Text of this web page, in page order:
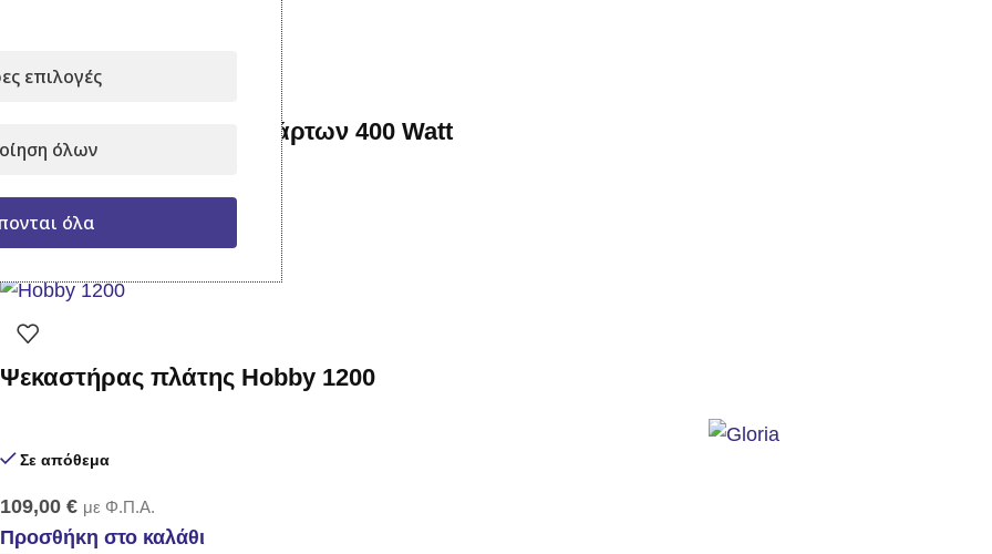
Υποβρύχια αντλία ακαθάρτων 400 Watt
47,00€ με Φ.Π.Α.
Ψεκαστήρας πλάτης Hobby 1200
Σε απόθεμα
109,00 € με Φ.Π.Α.
Προσθήκη στο καλάθι
επιλογές
όλων
όλα